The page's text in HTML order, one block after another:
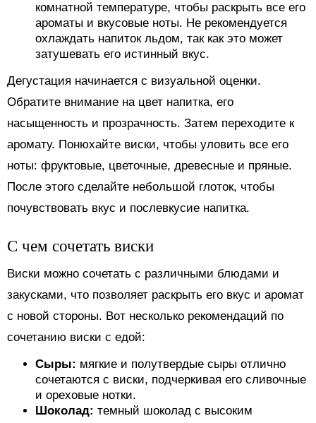
комнатной температуре, чтобы раскрыть все его
ароматы и вкусовые ноты. Не рекомендуется
охлаждать напиток льдом, так как это может
затушевать его истинный вкус.
Дегустация начинается с визуальной оценки.
Обратите внимание на цвет напитка, его
насыщенность и прозрачность. Затем переходите к
аромату. Понюхайте виски, чтобы уловить все его
ноты: фруктовые, цветочные, древесные и пряные.
После этого сделайте небольшой глоток, чтобы
почувствовать вкус и послевкусие напитка.
С чем сочетать виски
Виски можно сочетать с различными блюдами и
закусками, что позволяет раскрыть его вкус и аромат
с новой стороны. Вот несколько рекомендаций по
сочетанию виски с едой:
Сыры: мягкие и полутвердые сыры отлично
сочетаются с виски, подчеркивая его сливочные
и ореховые нотки.
Шоколад: темный шоколад с высоким